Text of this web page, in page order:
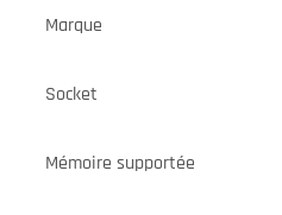
Marque
Socket
Mémoire supportée